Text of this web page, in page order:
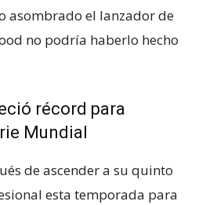
asombrado el lanzador de
no podría haberlo hecho
récord para
Mundial
de ascender a su quinto
esta temporada para